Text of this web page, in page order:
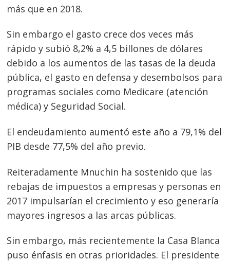
más que en 2018.
Sin embargo el gasto crece dos veces más
rápido y subió 8,2% a 4,5 billones de dólares
debido a los aumentos de las tasas de la deuda
pública, el gasto en defensa y desembolsos para
programas sociales como Medicare (atención
médica) y Seguridad Social.
El endeudamiento aumentó este año a 79,1% del
PIB desde 77,5% del año previo.
Reiteradamente Mnuchin ha sostenido que las
rebajas de impuestos a empresas y personas en
2017 impulsarían el crecimiento y eso generaría
mayores ingresos a las arcas públicas.
Sin embargo, más recientemente la Casa Blanca
puso énfasis en otras prioridades. El presidente
Navegación
de
entradas